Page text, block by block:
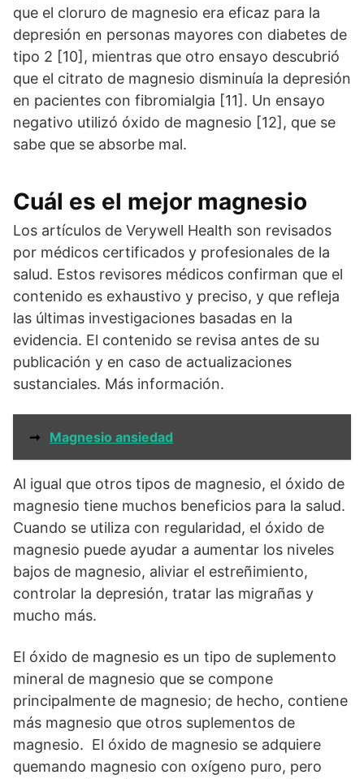
que el cloruro de magnesio era eficaz para la
depresión en personas mayores con diabetes de
tipo 2 [10], mientras que otro ensayo descubrió
que el citrato de magnesio disminuía la depresión
en pacientes con fibromialgia [11]. Un ensayo
negativo utilizó óxido de magnesio [12], que se
sabe que se absorbe mal.
Cuál es el mejor magnesio
Los artículos de Verywell Health son revisados
por médicos certificados y profesionales de la
salud. Estos revisores médicos confirman que el
contenido es exhaustivo y preciso, y que refleja
las últimas investigaciones basadas en la
evidencia. El contenido se revisa antes de su
publicación y en caso de actualizaciones
sustanciales. Más información.
➞ Magnesio ansiedad
Al igual que otros tipos de magnesio, el óxido de
magnesio tiene muchos beneficios para la salud.
Cuando se utiliza con regularidad, el óxido de
magnesio puede ayudar a aumentar los niveles
bajos de magnesio, aliviar el estreñimiento,
controlar la depresión, tratar las migrañas y
mucho más.
El óxido de magnesio es un tipo de suplemento
mineral de magnesio que se compone
principalmente de magnesio; de hecho, contiene
más magnesio que otros suplementos de
magnesio. El óxido de magnesio se adquiere
quemando magnesio con oxígeno puro, pero